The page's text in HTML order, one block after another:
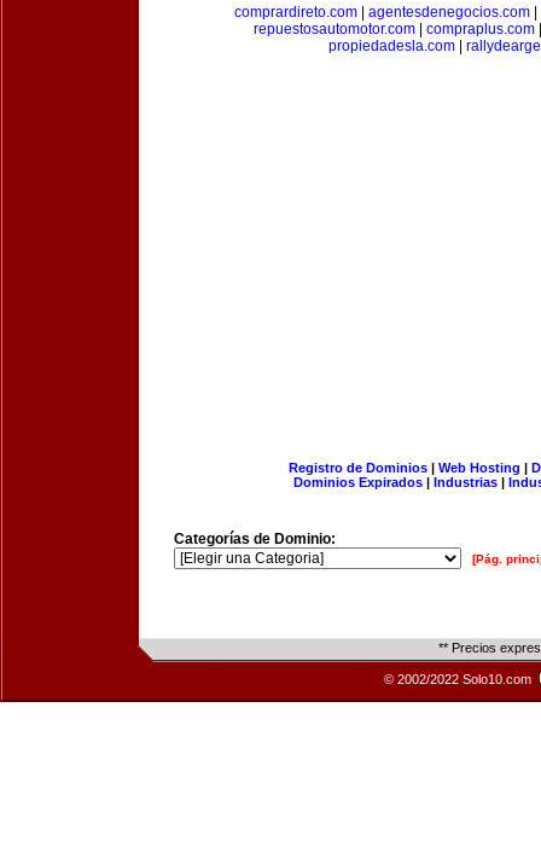
comprardireto.com| agentesdenegocios.com|
repuestosautomotor.com
compraplus.com
propiedadesla.com|
Registro de Dominios| Web Hosting |
Dominios Expirados | Industrias |
Categorías de Dominio:
[Pág.
** Precios
© 2002/2022 Solo10.com